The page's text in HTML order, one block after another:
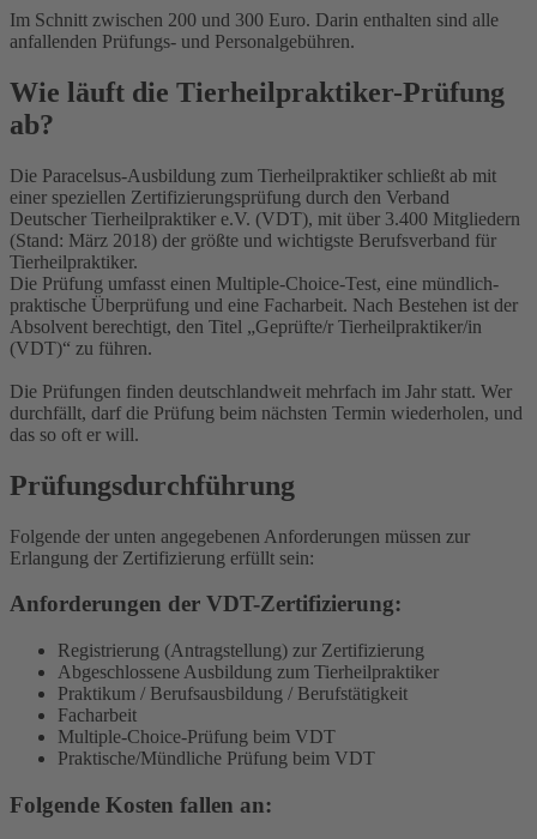
Im Schnitt zwischen 200 und 300 Euro. Darin enthalten sind alle
anfallenden Prüfungs- und Personalgebühren.
Wie läuft die Tierheilpraktiker-Prüfung
ab?
Die Paracelsus-Ausbildung zum Tierheilpraktiker schließt ab mit
einer speziellen Zertifizierungsprüfung durch den Verband
Deutscher Tierheilpraktiker e.V. (VDT), mit über 3.400 Mitgliedern
(Stand: März 2018) der größte und wichtigste Berufsverband für
Tierheilpraktiker.
Die Prüfung umfasst einen Multiple-Choice-Test, eine mündlich-
praktische Überprüfung und eine Facharbeit. Nach Bestehen ist der
Absolvent berechtigt, den Titel „Geprüfte/r Tierheilpraktiker/in
(VDT)“ zu führen.
Die Prüfungen finden deutschlandweit mehrfach im Jahr statt. Wer
durchfällt, darf die Prüfung beim nächsten Termin wiederholen, und
das so oft er will.
Prüfungsdurchführung
Folgende der unten angegebenen Anforderungen müssen zur
Erlangung der Zertifizierung erfüllt sein:
Anforderungen der VDT-Zertifizierung:
Registrierung (Antragstellung) zur Zertifizierung
Abgeschlossene Ausbildung zum Tierheilpraktiker
Praktikum / Berufsausbildung / Berufstätigkeit
Facharbeit
Multiple-Choice-Prüfung beim VDT
Praktische/Mündliche Prüfung beim VDT
Folgende Kosten fallen an: